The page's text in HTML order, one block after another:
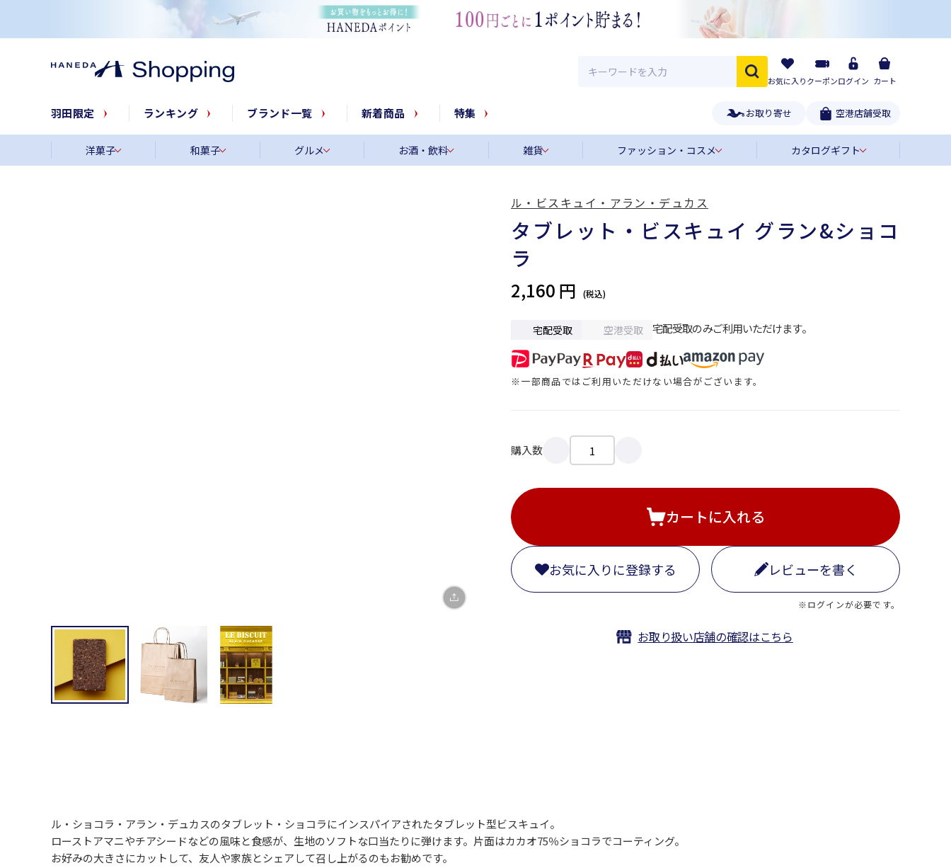
お気に入りクーポンログイン カート
羽田限定 ランキング ブランド一覧 新着商品 特集 お取り寄せ 空港店舗受取
洋菓子 和菓子 グルメ お酒・飲料 雑貨 ファッション・コスメ カタログギフト
タブレット・ビスキュイ グラン&ショコ
ラ
2,160 円
宅配受取 空港受取 宅配受取のみご利用いただけます。
※一部商品ではご利用いただけない場合がございます。
購入数
カートに入れる
お気に入りに登録する レビューを書く
※ログインが必要です。
お取り扱い店舗の確認はこちら
ル・ビスキュイ・アラン・デュカス
ル・ショコラ・アラン・デュカスのタブレット・ショコラにインスパイアされたタブレット型ビスキュイ。
ローストアマニやチアシードなどの風味と食感が、生地のソフトな口当たりに弾けます。片面はカカオ75％ショコラでコーティング。
お好みの大きさにカットして、友人や家族とシェアして召し上がるのもお勧めです。